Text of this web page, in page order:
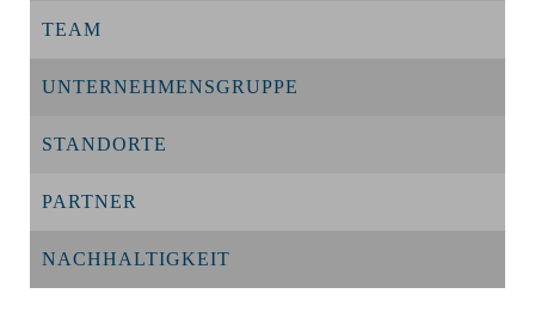
TEAM
UNTERNEHMENSGRUPPE
STANDORTE
PARTNER
NACHHALTIGKEIT